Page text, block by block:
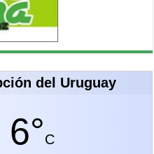
del Uruguay
6°C